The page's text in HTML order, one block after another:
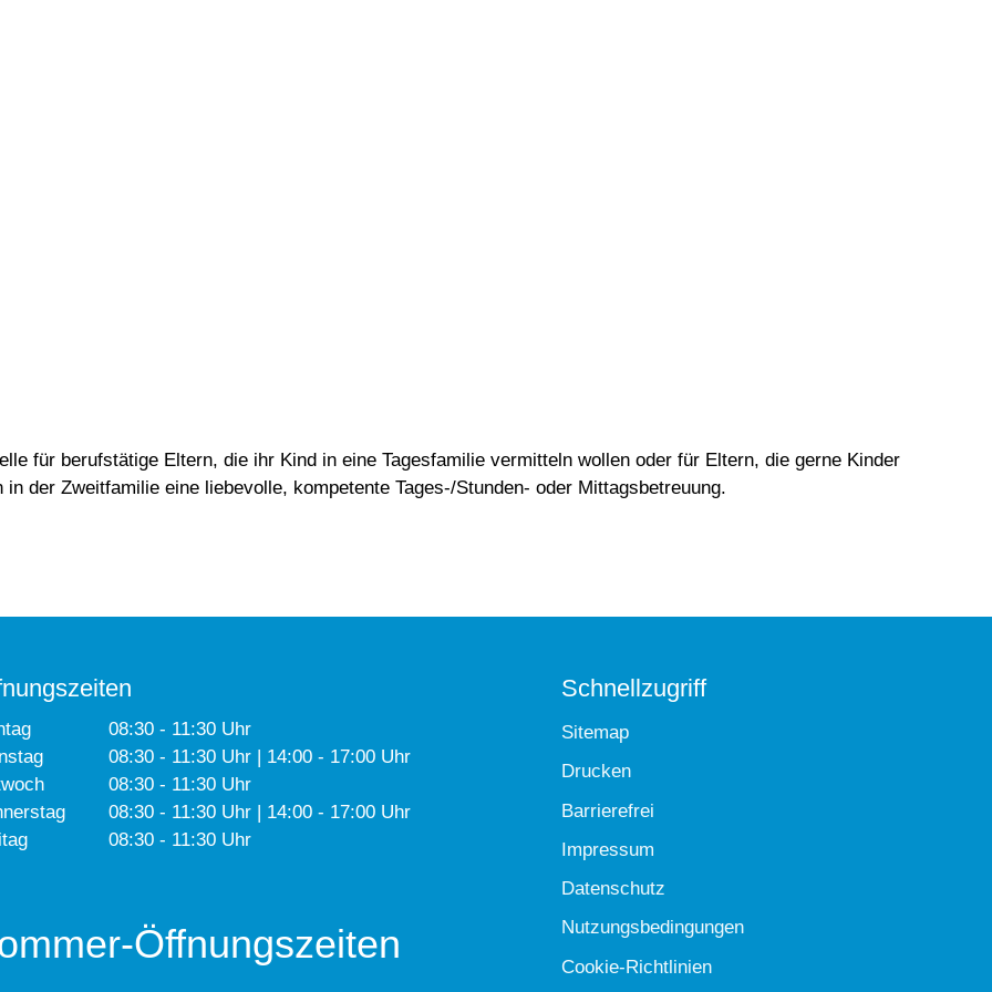
für berufstätige Eltern, die ihr Kind in eine Tagesfamilie vermitteln wollen oder für Eltern, die gerne Kinder
der Zweitfamilie eine liebevolle, kompetente Tages-/Stunden- oder Mittagsbetreuung.
08:30 - 11:30 Uhr
08:30 - 11:30 Uhr | 14:00 - 17:00 Uhr
08:30 - 11:30 Uhr
08:30 - 11:30 Uhr | 14:00 - 17:00 Uhr
08:30 - 11:30 Uhr
Öffnungszeiten
Schnellzugriff
Sitemap
Drucken
Barrierefrei
Impressum
Datenschutz
Nutzungsbedingungen
Cookie-Richtlinien